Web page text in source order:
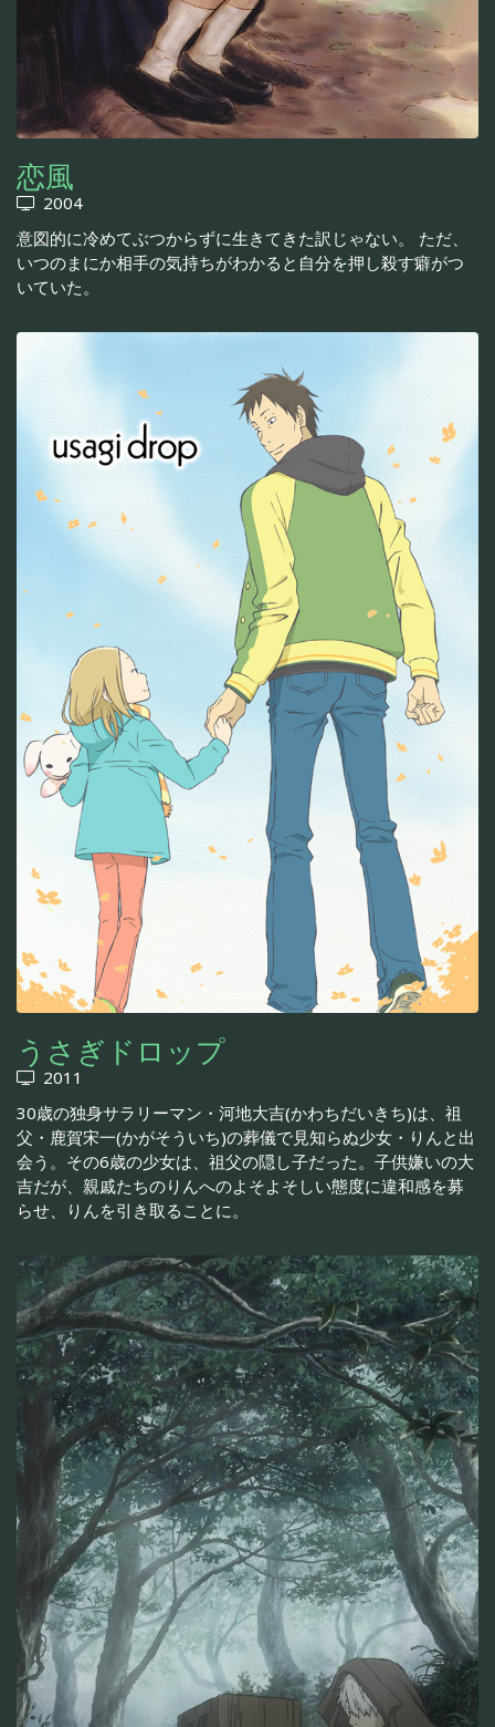
恋風
2004
意図的に冷めてぶつからずに生きてきた訳じゃない。 ただ、
いつのまにか相手の気持ちがわかると自分を押し殺す癖がつ
いていた。
うさぎドロップ
2011
30歳の独身サラリーマン・河地大吉(かわちだいきち)は、祖
父・鹿賀宋一(かがそういち)の葬儀で見知らぬ少女・りんと出
会う。その6歳の少女は、祖父の隠し子だった。子供嫌いの大
吉だが、親戚たちのりんへのよそよそしい態度に違和感を募
らせ、りんを引き取ることに。